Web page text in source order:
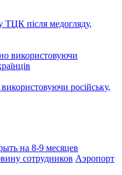
після медогляду,
російську,
на 8-9 месяцев
сотрудников Аэропорт